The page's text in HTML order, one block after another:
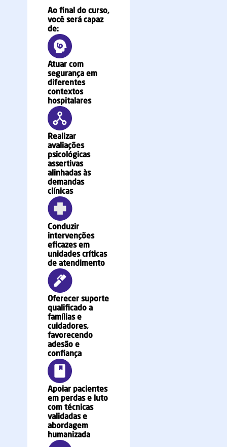
Ao final do curso,
você será capaz
de:
Atuar com
segurança em
diferentes
contextos
hospitalares
Realizar
avaliações
psicológicas
assertivas
alinhadas às
demandas
clínicas
Conduzir
intervenções
eficazes em
unidades críticas
de atendimento
Oferecer suporte
qualificado a
famílias e
cuidadores,
favorecendo
adesão e
confiança
Apoiar pacientes
em perdas e luto
com técnicas
validadas e
abordagem
humanizada